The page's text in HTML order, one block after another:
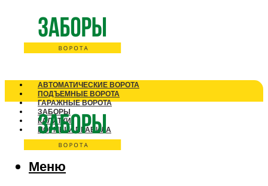
АВТОМАТИЧЕСКИЕ ВОРОТА
ПОДЪЕМНЫЕ ВОРОТА
ГАРАЖНЫЕ ВОРОТА
ЗАБОРЫ
КАЛИТКИ
НОРМЫ И ПРАВИЛА
Меню